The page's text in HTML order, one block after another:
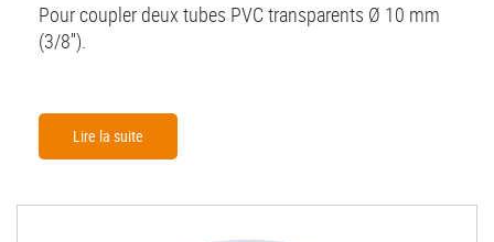
Pour coupler deux tubes PVC transparents Ø 10 mm
(3/8'').
Lire la suite